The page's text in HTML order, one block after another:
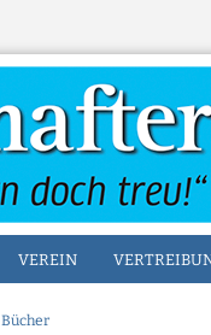
VEREIN
Bücher